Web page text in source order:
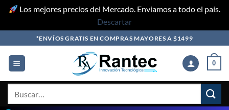
Los mejores precios del Mercado. Enviamos a todo el país.
Descartar
to
content
*ENVÍOS GRATIS EN COMPRAS MAYORES A $1499
0